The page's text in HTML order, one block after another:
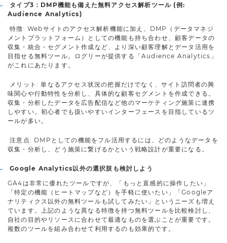
タイプ3：DMP機能も備えた無料アクセス解析ツール (例:
Audience Analytics)
特徴: Webサイトのアクセス解析機能に加え、DMP（データマネジ
メントプラットフォーム）としての機能も持ち合わせ、顧客データの
収集・統合・セグメント作成など、より深い顧客理解とデータ活用を
目指せる無料ツール。ログリーが提供する「Audience Analytics」
がこれにあたります。
メリット: 単なるアクセス状況の把握だけでなく、サイト訪問者の興
味関心や行動特性を分析し、具体的な顧客セグメントを作成できる。
収集・分析したデータを広告配信など他のマーケティング施策に連携
しやすい。初心者でも扱いやすいインターフェースを目指しているツ
ールが多い。
注意点: DMPとしての機能をフル活用するには、どのようなデータを
収集・分析し、どう施策に繋げるかという戦略設計が重要になる。
Google Analytics以外の選択肢も検討しよう
GA4は非常に優れたツールですが、「もっと直感的に操作したい」
「特定の機能（ヒートマップなど）を手軽に使いたい」「Googleア
ナリティクス以外の無料ツールも試してみたい」というニーズも増え
ています。上記のような異なる特徴を持つ無料ツールを比較検討し、
自社の目的やリソースに合わせて最適なものを選ぶことが重要です。
複数のツールを組み合わせて利用するのも効果的です。